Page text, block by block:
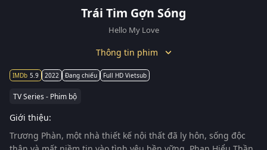
Trái Tim Gợn Sóng
Hello My Love
Thông tin phim
5.9 2022 Đang chiếu Full HD Vietsub
TV Series - Phim bộ
Giới thiệu:
Trương Phàn, một nhà thiết kế nội thất đã ly hôn, sống độc